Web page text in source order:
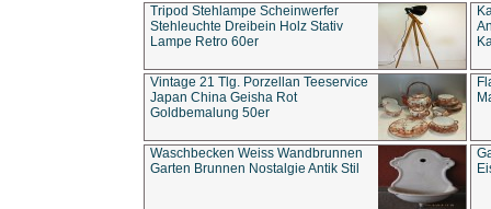
Tripod Stehlampe Scheinwerfer
Stehleuchte Dreibein Holz Stativ
Lampe Retro 60er
Vintage 21 Tlg. Porzellan Teeservice
Japan China Geisha Rot
Goldbemalung 50er
Waschbecken Weiss Wandbrunnen
Garten Brunnen Nostalgie Antik Stil